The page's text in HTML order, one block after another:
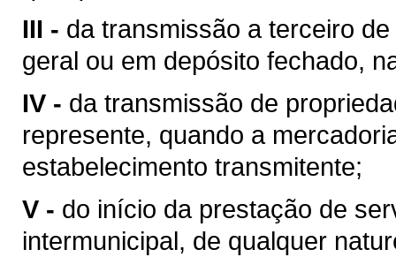
III - da transmissão a terceiro
geral ou em depósito fechado,
IV - da transmissão de
represente, quando a
estabelecimento transmitente;
V - do início da prestação de
intermunicipal, de qualquer